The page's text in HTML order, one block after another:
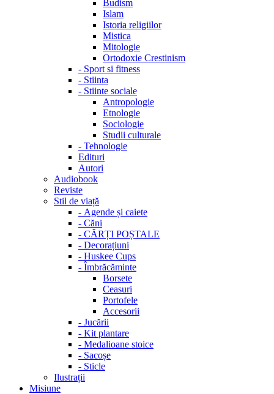
Budism
Islam
Istoria religiilor
Mistica
Mitologie
Ortodoxie Crestinism
- Sport si fitness
- Stiinta
- Stiinte sociale
Antropologie
Etnologie
Sociologie
Studii culturale
- Tehnologie
Edituri
Autori
Audiobook
Reviste
Stil de viață
- Agende și caiete
- Căni
- CĂRȚI POȘTALE
- Decorațiuni
- Huskee Cups
- Îmbrăcăminte
Borsete
Ceasuri
Portofele
Accesorii
- Jucării
- Kit plantare
- Medalioane stoice
- Sacoșe
- Sticle
Ilustrații
Misiune